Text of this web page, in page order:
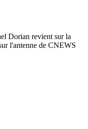
Dorian revient sur la
l'antenne de CNEWS